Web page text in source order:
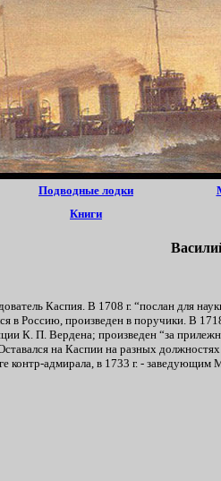
Подводные лодки
Книги
Каспия. В 1708 г. “послан для
в Россию, произведен в поручики. В
К. П. Вердена; произведен “за
на Каспии на разных
контр-адмирала, в 1733 г. -